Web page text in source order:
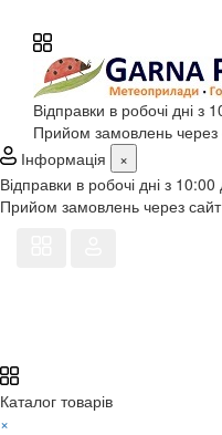
Відправки в робочі дні з
Прийом замовлень через
Інформація
×
Відправки в робочі дні з
Прийом замовлень через
Каталог товарів
×